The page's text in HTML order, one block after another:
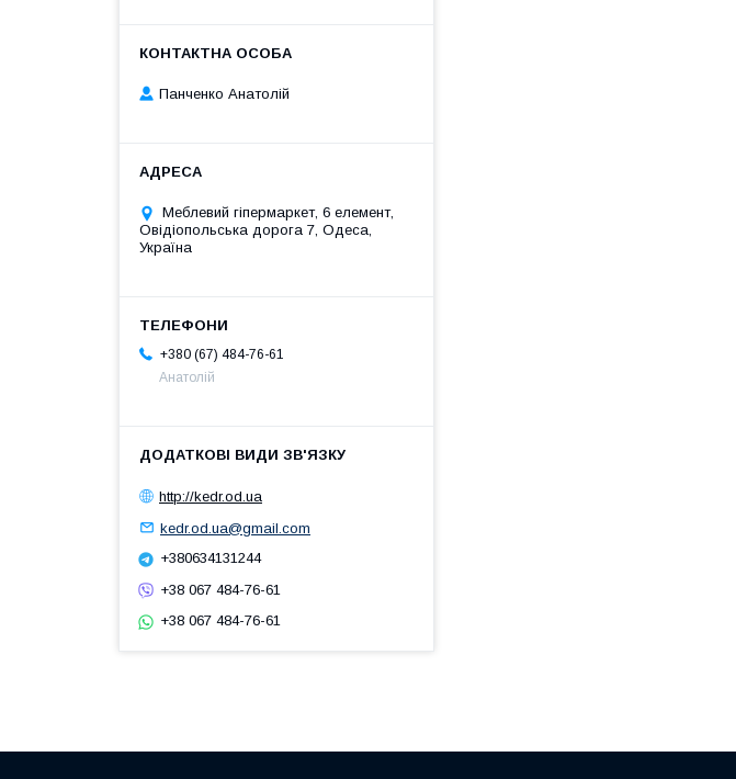
Панченко Анатолій
Меблевий гіпермаркет, 6 елемент,
Овідіопольська дорога 7, Одеса,
Україна
+380 (67) 484-76-61
Анатолій
http://kedr.od.ua
kedr.od.ua@gmail.com
+380634131244
+38 067 484-76-61
+38 067 484-76-61